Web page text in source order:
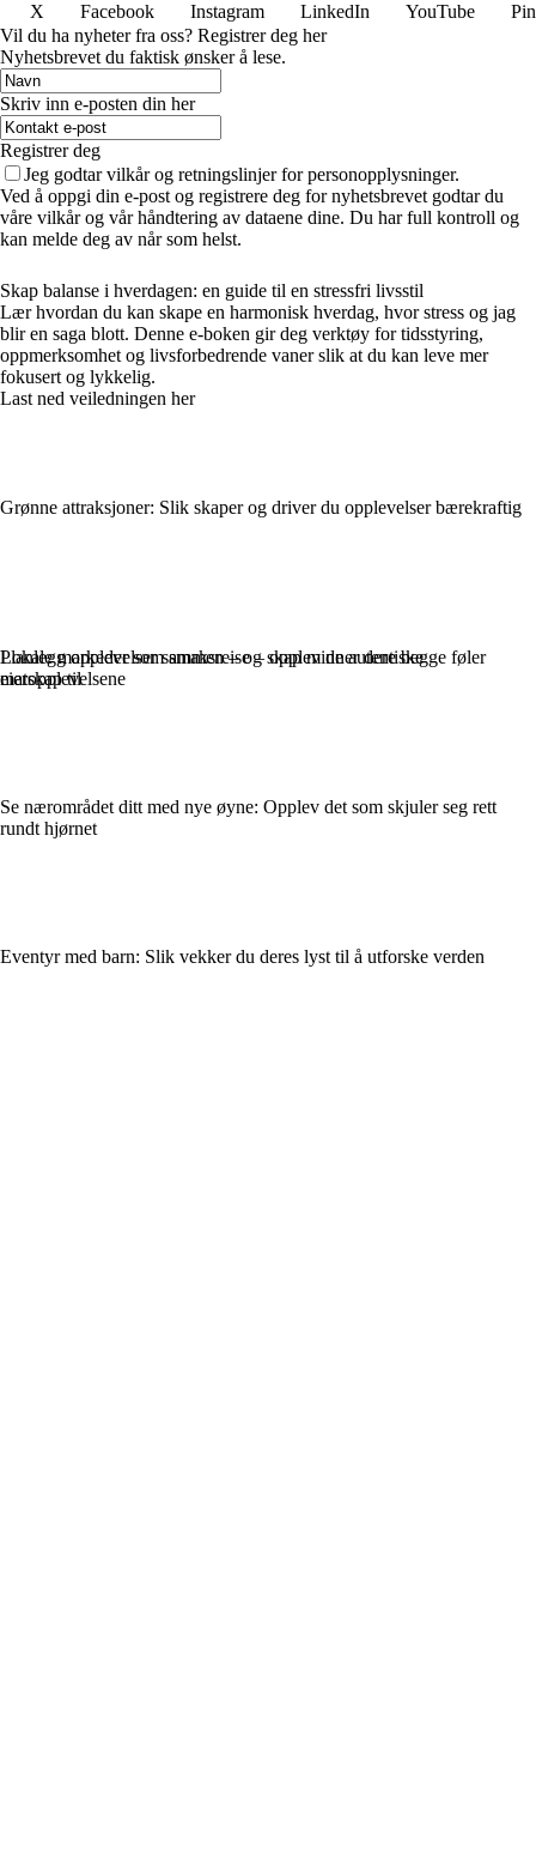
X Facebook Instagram LinkedIn YouTube
Vil du ha nyheter fra oss? Registrer deg her
Nyhetsbrevet du faktisk ønsker å lese.
Skriv inn e-posten din her
Registrer deg
Jeg godtar vilkår og retningslinjer for personopplysninger.
Ved å oppgi din e-post og registrere deg for nyhetsbrevet godtar du
våre vilkår og vår håndtering av dataene dine. Du har full kontroll og
kan melde deg av når som helst.
Skap balanse i hverdagen: en guide til en stressfri livsstil
Lær hvordan du kan skape en harmonisk hverdag, hvor stress og jag
blir en saga blott. Denne e-boken gir deg verktøy for tidsstyring,
oppmerksomhet og livsforbedrende vaner slik at du kan leve mer
fokusert og lykkelig.
Last ned veiledningen her
Grønne attraksjoner: Slik skaper og driver du opplevelser bærekraftig
Lokale markeder som smaksreise – opplev de autentiske
matopplevelsene
Se nærområdet ditt med nye øyne: Opplev det som skjuler seg rett
rundt hjørnet
Eventyr med barn: Slik vekker du deres lyst til å utforske verden
Planlegg opplevelser sammen – og skap minner dere begge føler
eierskap til